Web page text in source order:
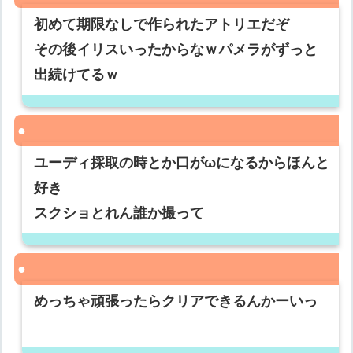
初めて期限なしで作られたアトリエだぞ
その後イリスいったからなｗパメラがずっと
出続けてるｗ
ユーディ採取の時とか口がωになるからほんと
好き
スクショとれん誰か撮って
めっちゃ頑張ったらクリアできるんかーいっ